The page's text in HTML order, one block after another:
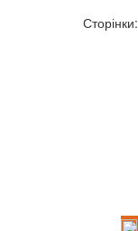
Сторінки: